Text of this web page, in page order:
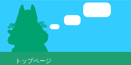
トップページ